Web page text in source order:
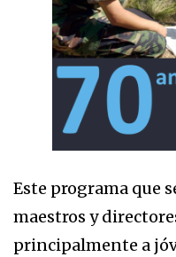
Este programa que
maestros y
principalmente a